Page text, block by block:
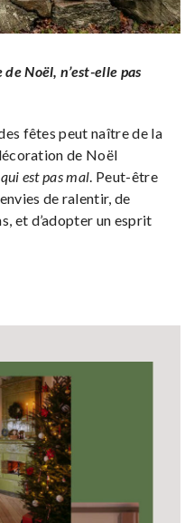
Noël, n’est-elle pas
fêtes peut naître de la
de Noël
est pas mal . Peut-être
de ralentir, de
et d’adopter un esprit